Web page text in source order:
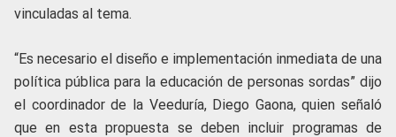
vinculadas al tema.
“Es necesario el diseño e implementación inmediata de una
política pública para la educación de personas sordas” dijo
el coordinador de la Veeduría, Diego Gaona, quien señaló
que en esta propuesta se deben incluir programas de